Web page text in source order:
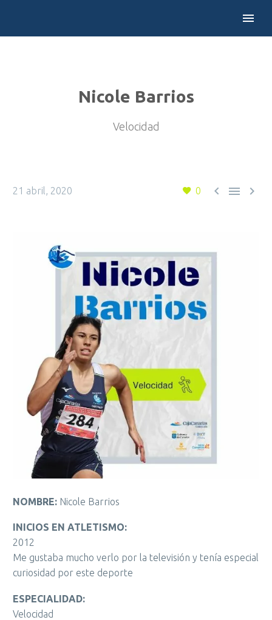
Nicole Barrios
Velocidad
0   
21 abril, 2020
NOMBRE: Nicole Barrios
INICIOS EN ATLETISMO:
2012
Me gustaba mucho verlo por la televisión y tenía especial
curiosidad por este deporte
ESPECIALIDAD:
Velocidad